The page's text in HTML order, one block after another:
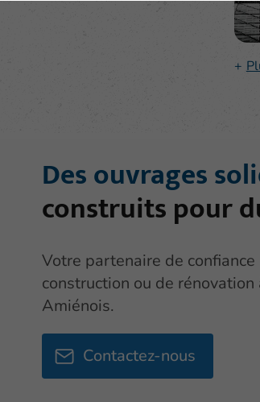
Des ouvrages
construits pour
Votre partenaire de
construction ou de
Amiénois.
Contactez-nous